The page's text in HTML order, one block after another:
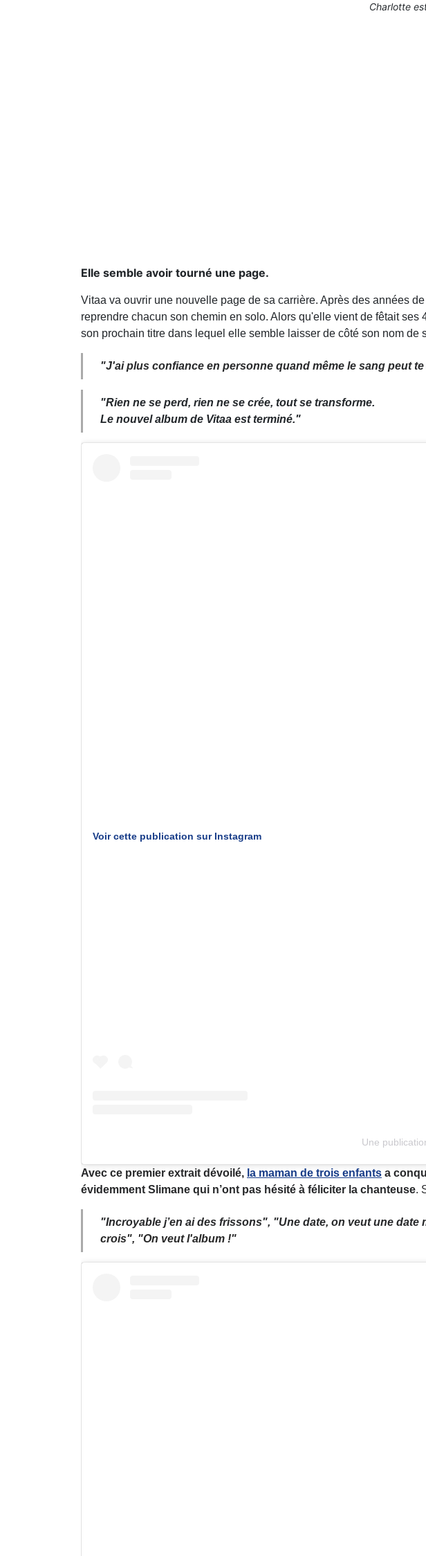
Charlotte
Elle semble avoir tourné une page.
Vitaa va ouvrir une nouvelle page de sa carrière. Après des années
reprendre chacun son chemin en solo. Alors qu'elle vient de fêtait
son prochain titre dans lequel elle semble laisser de côté son nom de
"J'ai plus confiance en personne quand même le sang peut
"Rien ne se perd, rien ne se crée, tout se transforme.
Le nouvel album de Vitaa est terminé."
Voir cette publication sur Instagram
Une
Avec ce premier extrait dévoilé, la maman de trois enfants a
évidemment Slimane qui n’ont pas hésité à féliciter la chanteuse.
"Incroyable j’en ai des frissons", "Une date, on veut une date
crois", "On veut l'album !"